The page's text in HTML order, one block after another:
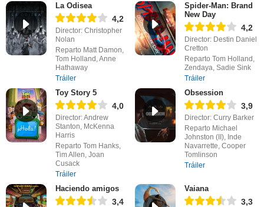
La Odisea
4,2
Director: Christopher
Nolan
Reparto Matt Damon,
Tom Holland, Anne
Hathaway
Tráiler
Spider-Man: Brand
New Day
4,2
Director: Destin Daniel
Cretton
Reparto Tom Holland,
Zendaya, Sadie Sink
Tráiler
Toy Story 5
4,0
Director: Andrew
Stanton, McKenna
Harris
Reparto Tom Hanks,
Tim Allen, Joan
Cusack
Tráiler
Obsession
3,9
Director: Curry Barker
Reparto Michael
Johnston (II), Inde
Navarrette, Cooper
Tomlinson
Tráiler
Haciendo amigos
3,4
Vaiana
3,3